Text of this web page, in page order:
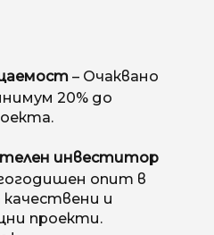
– Очаквано
20% до
инвеститор
опит в
и
проекти.